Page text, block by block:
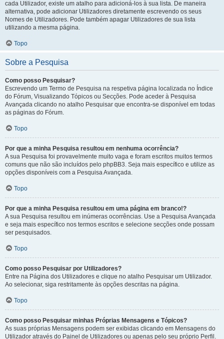
cada Utilizador, existe um atalho para adicioná-los à sua lista. De maneira
alternativa, pode adicionar Utilizadores diretamente escrevendo os seus
Nomes de Utilizadores. Pode também apagar Utilizadores de sua lista
utilizando a mesma página.
Topo
Sobre a Pesquisa
Como posso Pesquisar?
Escrevendo um Termo de Pesquisa na respetiva página localizada no Índice
do Fórum, Visualizando Tópicos ou Secções. Pode aceder à Pesquisa
Avançada clicando no atalho Pesquisar que encontra-se disponível em todas
as páginas do Fórum.
Topo
Por que a minha Pesquisa resultou em nenhuma ocorrência?
A sua Pesquisa foi provavelmente muito vaga e foram escritos muitos termos
comuns que não são incluídos pelo phpBB3. Seja mais específico e utilize as
opções disponíveis com a Pesquisa Avançada.
Topo
Por que a minha Pesquisa resultou em uma página em branco!?
A sua Pesquisa resultou em inúmeras ocorrências. Use a Pesquisa Avançada
e seja mais específico nos termos escritos e selecione secções onde possam
ser pesquisados.
Topo
Como posso Pesquisar por Utilizadores?
Entre na Página dos Utilizadores e clique no atalho Pesquisar um Utilizador.
Ao selecionar, siga restritamente às opções descritas na página.
Topo
Como posso Pesquisar minhas Próprias Mensagens e Tópicos?
As suas próprias Mensagens podem ser exibidas clicando em Mensagens do
Utilizador através do Painel de Utilizadores ou apenas pelo seu próprio Perfil.